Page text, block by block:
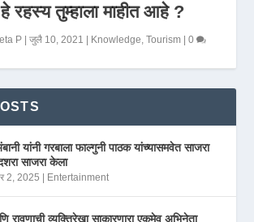
रहस्य तुम्हाला माहीत आहे ?
P |जुलै 10, 2021 | Knowledge ,Tourism |0
यांनी गरबाला फाल्गुनी पाठक यांच्यासमवेत साजरा
साजरा केला
2, 2025 | Entertainment
रावणाची व्यक्तिरेखा साकारणारा एकमेव अभिनेता